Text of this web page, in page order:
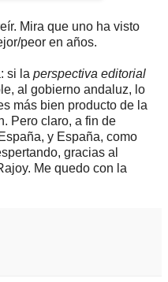
Mira que uno ha visto
peor en años.
si la perspectiva editorial
al gobierno andaluz, lo
más bien producto de la
Pero claro, a fin de
y España, como
gracias al
Me quedo con la